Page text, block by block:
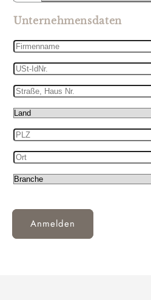
Unternehmensdaten
Firmenname
USt-
IdNr.
Straße,
Haus
Nr.
Land
PLZ
Ort
Branche
Anmelden